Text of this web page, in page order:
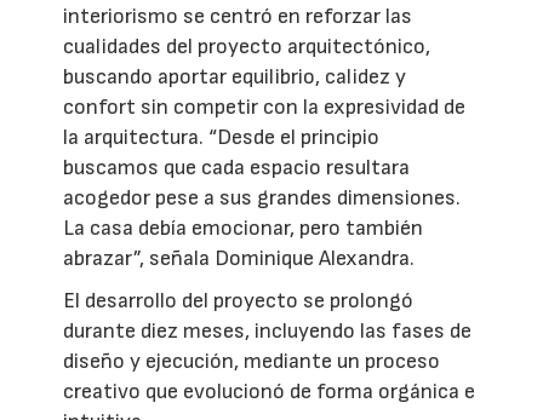
interiorismo se centró en reforzar las
cualidades del proyecto arquitectónico,
buscando aportar equilibrio, calidez y
confort sin competir con la expresividad de
la arquitectura. “Desde el principio
buscamos que cada espacio resultara
acogedor pese a sus grandes dimensiones.
La casa debía emocionar, pero también
abrazar”, señala Dominique Alexandra.
El desarrollo del proyecto se prolongó
durante diez meses, incluyendo las fases de
diseño y ejecución, mediante un proceso
creativo que evolucionó de forma orgánica e